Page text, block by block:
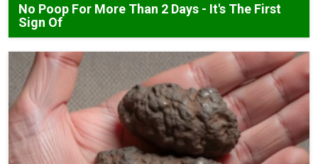
No Poop For More Than 2 Days - It's The First
Sign Of